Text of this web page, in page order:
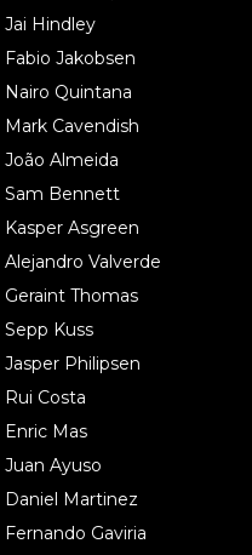
Jai Hindley
Fabio Jakobsen
Nairo Quintana
Mark Cavendish
João Almeida
Sam Bennett
Kasper Asgreen
Alejandro Valverde
Geraint Thomas
Sepp Kuss
Jasper Philipsen
Rui Costa
Enric Mas
Juan Ayuso
Daniel Martinez
Fernando Gaviria